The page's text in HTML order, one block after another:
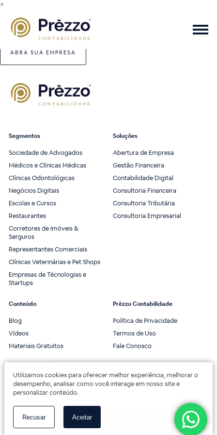
>
Utilizamos cookies para oferecer melhor experiência, melhorar o
desempenho, analisar como você interage em nosso site e
personalizar conteúdo.
Recusar Aceitar
ABRA SUA EMPRESA
Segmentos
Sociedade de Advogados
Médicos e Clínicas Médicas
Clínicas Odontológicas
Negócios Digitais
Escolas e Cursos
Restaurantes
Corretores de Imóveis &
Serguros
Representantes Comerciais
Clínicas Veterinárias e Pet Shops
Empresas de Técnologias e
Startups
Soluções
Abertura de Empresa
Gestão Financeira
Contabilidade Digital
Consultoria Financeira
Consultoria Tributária
Consultoria Empresarial
Conteúdo
Blog
Vídeos
Materiais Gratuitos
Prèzzo Contabilidade
Política de Privacidade
Termos de Uso
Fale Conosco
© 2020 Prèzzo Contabilidade. Todos os direitos reservados.
Av. das Américas, 3443, 2º andar, Bloco 3B, Sala 202. Barra da Tijuca, Rio de Janeiro.
Av. das Américas, 18000 - Centro Empresarial One Offices.